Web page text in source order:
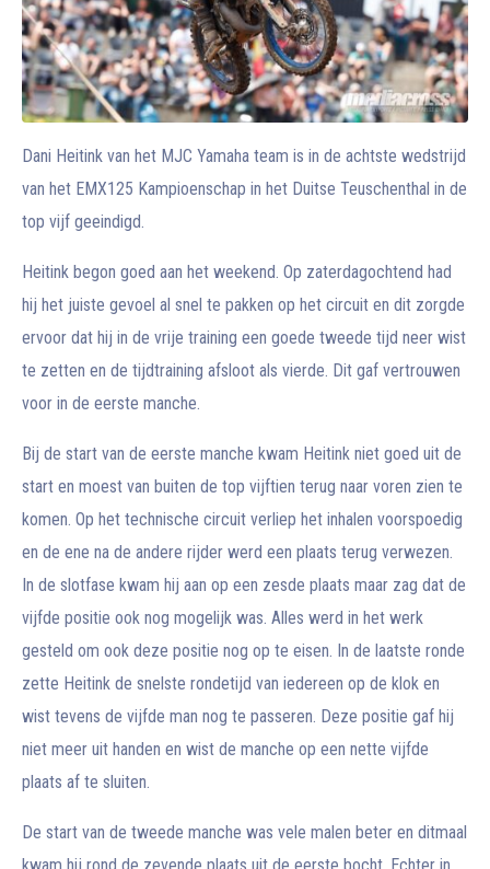
Dani Heitink van het MJC Yamaha team is in de achtste wedstrijd
van het EMX125 Kampioenschap in het Duitse Teuschenthal in de
top vijf geeindigd.
Heitink begon goed aan het weekend. Op zaterdagochtend had
hij het juiste gevoel al snel te pakken op het circuit en dit zorgde
ervoor dat hij in de vrije training een goede tweede tijd neer wist
te zetten en de tijdtraining afsloot als vierde. Dit gaf vertrouwen
voor in de eerste manche.
Bij de start van de eerste manche kwam Heitink niet goed uit de
start en moest van buiten de top vijftien terug naar voren zien te
komen. Op het technische circuit verliep het inhalen voorspoedig
en de ene na de andere rijder werd een plaats terug verwezen.
In de slotfase kwam hij aan op een zesde plaats maar zag dat de
vijfde positie ook nog mogelijk was. Alles werd in het werk
gesteld om ook deze positie nog op te eisen. In de laatste ronde
zette Heitink de snelste rondetijd van iedereen op de klok en
wist tevens de vijfde man nog te passeren. Deze positie gaf hij
niet meer uit handen en wist de manche op een nette vijfde
plaats af te sluiten.
De start van de tweede manche was vele malen beter en ditmaal